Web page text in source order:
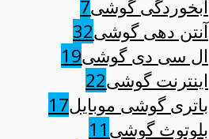
آبخوردگی گوشی7
آنتن دهی گوشی32
ال سی دی گوشی19
اینترنت گوشی22
باتری گوشی موبایل17
بلوتوث گوشی11